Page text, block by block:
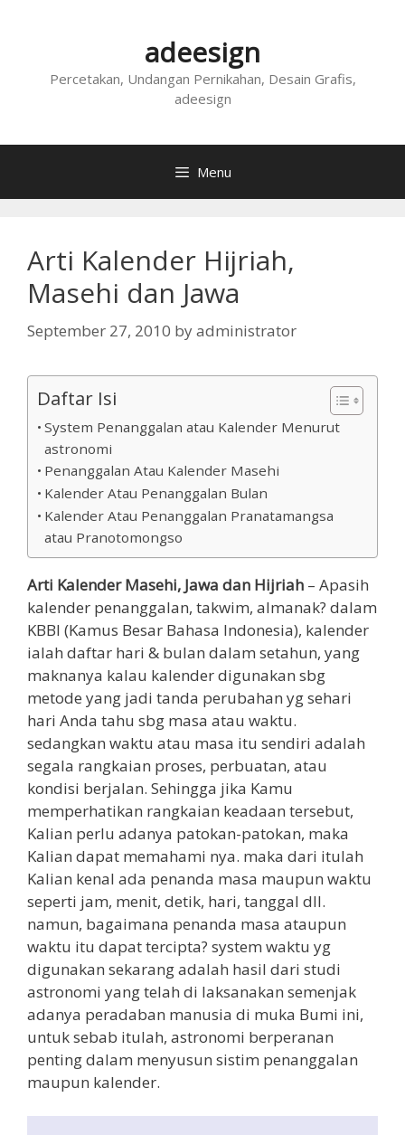
adeesign
Percetakan, Undangan Pernikahan, Desain Grafis,
adeesign
Menu
Arti Kalender Hijriah,
Masehi dan Jawa
September 27, 2010 byadministrator
Daftar Isi
System Penanggalan atau Kalender Menurut
astronomi
Penanggalan Atau Kalender Masehi
Kalender Atau Penanggalan Bulan
Kalender Atau Penanggalan Pranatamangsa
atau Pranotomongso
Arti Kalender Masehi, Jawa dan Hijriah – Apasih
kalender penanggalan, takwim, almanak? dalam
KBBI (Kamus Besar Bahasa Indonesia), kalender
ialah daftar hari & bulan dalam setahun, yang
maknanya kalau kalender digunakan sbg
metode yang jadi tanda perubahan yg sehari
hari Anda tahu sbg masa atau waktu.
sedangkan waktu atau masa itu sendiri adalah
segala rangkaian proses, perbuatan, atau
kondisi berjalan. Sehingga jika Kamu
memperhatikan rangkaian keadaan tersebut,
Kalian perlu adanya patokan-patokan, maka
Kalian dapat memahami nya. maka dari itulah
Kalian kenal ada penanda masa maupun waktu
seperti jam, menit, detik, hari, tanggal dll.
namun, bagaimana penanda masa ataupun
waktu itu dapat tercipta? system waktu yg
digunakan sekarang adalah hasil dari studi
astronomi yang telah di laksanakan semenjak
adanya peradaban manusia di muka Bumi ini,
untuk sebab itulah, astronomi berperanan
penting dalam menyusun sistim penanggalan
maupun kalender.